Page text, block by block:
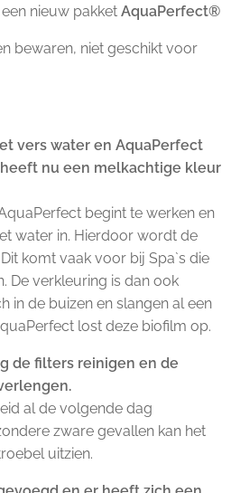
nieuw pakket AquaPerfect®
bewaren, niet geschikt voor
vers water en AquaPerfect
nu een melkachtige kleur
begint te werken en
water in. Hierdoor wordt de
komt vaak voor bij Spa`s die
De verkleuring is dan ook
in de buizen en slangen al een
lost deze biofilm op.
de filters reinigen en de
al de volgende dag
zware gevallen kan het
uitzien.